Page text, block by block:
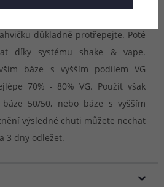
důkladně protřepejte. Poté
díky systému shake & vape.
báze s vyšším podílem VG
70% - 80% VG. Použít však
50/50, nebo báze s vyšším
výsledné chuti můžete nechat
3 dny odležet.